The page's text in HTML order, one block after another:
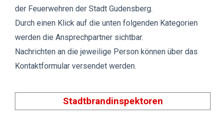
der Feuerwehren der Stadt Gudensberg.
Durch einen Klick auf die unten folgenden Kategorien
werden die Ansprechpartner sichtbar.
Nachrichten an die jeweilige Person können über das
Kontaktformular versendet werden.
Stadtbrandinspektoren